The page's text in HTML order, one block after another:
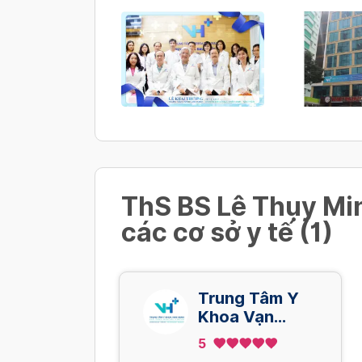
Xem thêm
Chụp Xquang xương chính mũi
250,000 VND/ Lần
Xem thêm
ThS BS Lê Thụy
các cơ sở y tế (1)
Trung Tâm Y
Khoa Vạn
Hạnh
5